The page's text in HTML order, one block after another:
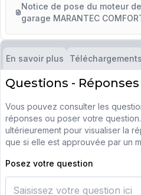
Notice de pose du moteur
garage MARANTEC
En savoir plus Téléchargements
Questions - Réponses
Vous pouvez consulter les
réponses ou poser votre
ultérieurement pour visualiser la
que si elle est approuvée par un
Posez votre question